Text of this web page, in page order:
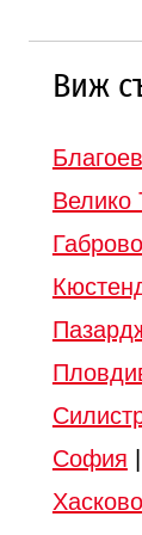
Виж
Велико
Габрово
София
Хасково